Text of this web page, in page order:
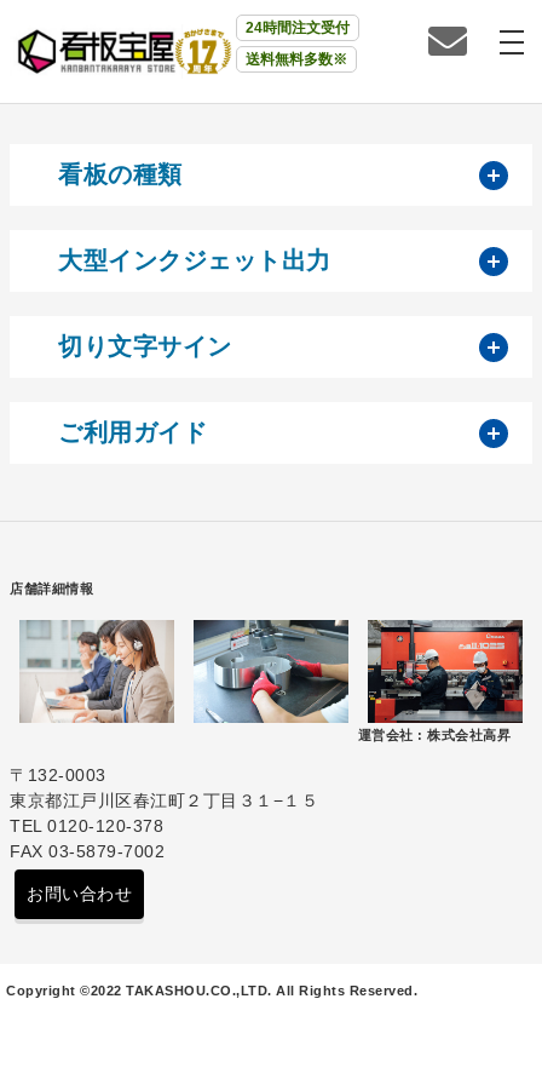
24時間注文受付
送料無料多数※
看板の種類
大型インクジェット出力
切り文字サイン
ご利用ガイド
店舗詳細情報
運営会社 : 株式会社高昇
〒132-0003
東京都江戸川区春江町２丁目３１−１５
TEL 0120-120-378
FAX 03-5879-7002
お問い合わせ
Copyright ©2022 TAKASHOU.CO.,LTD. All Rights Reserved.